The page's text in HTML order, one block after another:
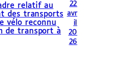
relatif au
des transports
vélo reconnu
de transport à
22
avr
il
20
26